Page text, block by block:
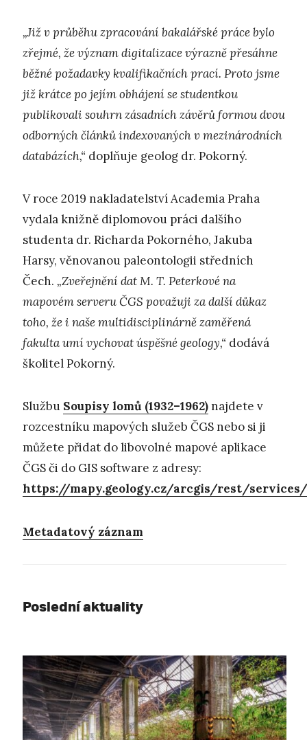
„Již v průběhu zpracování bakalářské práce bylo
zřejmé, že význam digitalizace výrazně přesáhne
běžné požadavky kvalifikačních prací. Proto jsme
již krátce po jejím obhájení se studentkou
publikovali souhrn zásadních závěrů formou dvou
odborných článků indexovaných v mezinárodních
databázích,“ doplňuje geolog dr. Pokorný.
V roce 2019 nakladatelství Academia Praha
vydala knižně diplomovou práci dalšího
studenta dr. Richarda Pokorného, Jakuba
Harsy, věnovanou paleontologii středních
Čech. „Zveřejnění dat M. T. Peterkové na
mapovém serveru ČGS považuji za další důkaz
toho, že i naše multidisciplinárně zaměřená
fakulta umí vychovat úspěšné geology,“ dodává
školitel Pokorný.
Službu Soupisy lomů (1932–1962)najdete v
rozcestníku mapových služeb ČGS nebo si ji
můžete přidat do libovolné mapové aplikace
ČGS či do GIS software z adresy:
https://mapy.geology.cz/arcgis/rest/
Metadatový záznam
Poslední aktuality